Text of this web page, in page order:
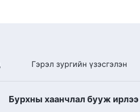
Гэрэл зургийн үзэсгэлэн
Бурхны хаанчлал бууж ирлээ